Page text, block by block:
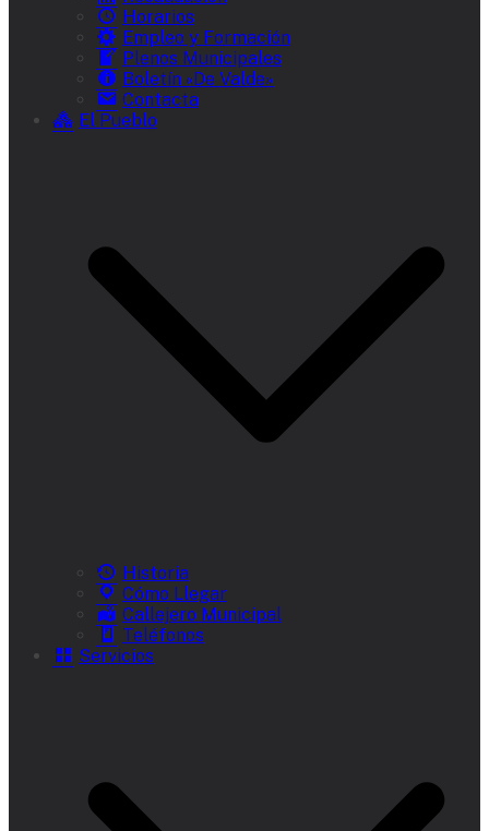
Horarios
Empleo y Formación
Plenos Municipales
Boletín «De Valde»
Contacta
El Pueblo
Historia
Cómo Llegar
Callejero Municipal
Teléfonos
Servicios